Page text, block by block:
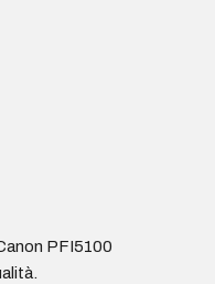
PFI5100